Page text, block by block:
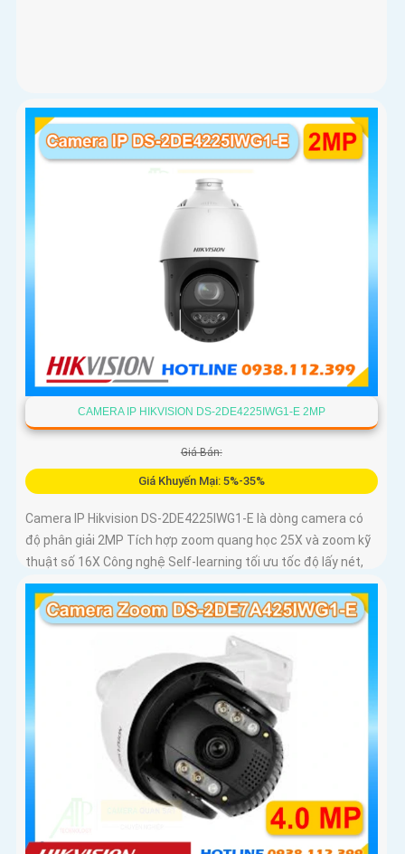
CAMERA IP HIKVISION DS-2DE4225IWG1-E 2MP
Giá Bán:
Giá Khuyến Mại: 5%-35%
Camera IP Hikvision DS-2DE4225IWG1-E là dòng camera có
độ phân giải 2MP Tích hợp zoom quang học 25X và zoom kỹ
thuật số 16X Công nghệ Self-learning tối ưu tốc độ lấy nét,
trong khi AI AcuSense hỗ trợ nhận diện người và phương
tiện, chụp tối đa 5 khuôn mặt đồng thời